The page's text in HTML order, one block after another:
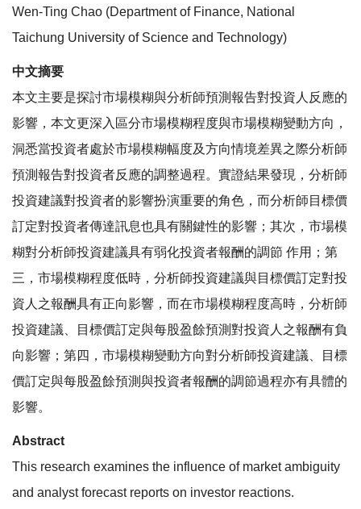
Wen-Ting Chao (Department of Finance, National
Taichung University of Science and Technology)
中文摘要
本文主要是探討市場模糊與分析師預測報告對投資人反應的
影響，本文更深入區分市場模糊程度與市場模糊變動方向，
洞悉當投資者處於市場模糊幅度及方向情境差異之際分析師
預測報告對投資者反應的調整過程。實證結果發現，分析師
投資建議對投資者的影響扮演重要的角色，而分析師目標價
訂定對投資者傳達訊息也具有關鍵性的影響；其次，市場模
糊對分析師投資建議具有弱化投資者報酬的調節 作用；第
三，市場模糊程度低時，分析師投資建議與目標價訂定對投
資人之報酬具有正向影響，而在市場模糊程度高時，分析師
投資建議、目標價訂定與每股盈餘預測對投資人之報酬有負
向影響；第四，市場模糊變動方向對分析師投資建議、目標
價訂定與每股盈餘預測與投資者報酬的調節過程亦有具體的
影響。
Abstract
This research examines the influence of market ambiguity
and analyst forecast reports on investor reactions.